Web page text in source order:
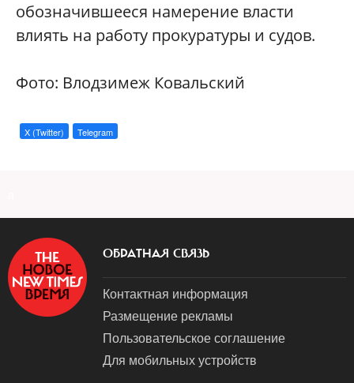
обозначившееся намерение власти
влиять на работу прокуратуры и судов.
Фото: Влодзимеж Ковальский
X (Twitter) Telegram
ОБРАТНАЯ СВЯЗЬ
Контактная информация
Размещение рекламы
Пользовательское соглашение
Для мобильных устройств